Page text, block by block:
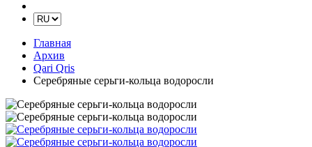
Главная
Архив
Qari Qris
Серебряные серьги-кольца водоросли